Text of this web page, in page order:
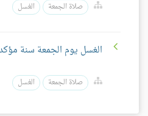
صلاة الجمعة الغسل
الغسل يوم الجمعة سنة
صلاة الجمعة الغسل